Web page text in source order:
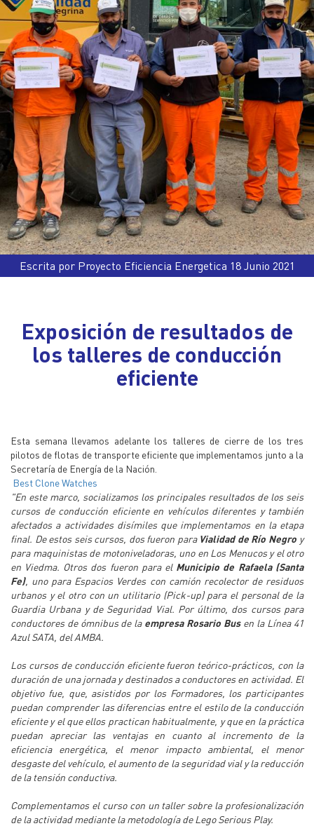
Escrita por Proyecto Eficiencia Energetica 18 Junio 2021
Exposición de resultados de
los talleres de conducción
eficiente
Esta semana llevamos adelante los talleres de cierre de los tres
pilotos de flotas de transporte eficiente que implementamos junto a la
Secretaría de Energía de la Nación.
Best Clone Watches
"En este marco, socializamos los principales resultados de los seis
cursos de conducción eficiente en vehículos diferentes y también
afectados a actividades disímiles que implementamos en la etapa
final. De estos seis cursos, dos fueron para Vialidad de Río Negro y
para maquinistas de motoniveladoras, uno en Los Menucos y el otro
en Viedma. Otros dos fueron para el Municipio de Rafaela (Santa
Fe), uno para Espacios Verdes con camión recolector de residuos
urbanos y el otro con un utilitario (Pick-up) para el personal de la
Guardia Urbana y de Seguridad Vial. Por último, dos cursos para
conductores de ómnibus de la empresa Rosario Busen la Línea 41
Azul SATA, del AMBA.
Los cursos de conducción eficiente fueron teórico-prácticos, con la
duración de una jornada y destinados a conductores en actividad. El
objetivo fue, que, asistidos por los Formadores, los participantes
puedan comprender las diferencias entre el estilo de la conducción
eficiente y el que ellos practican habitualmente, y que en la práctica
puedan apreciar las ventajas en cuanto al incremento de la
eficiencia energética, el menor impacto ambiental, el menor
desgaste del vehículo, el aumento de la seguridad vial y la reducción
de la tensión conductiva.
Complementamos el curso con un taller sobre la profesionalización
de la actividad mediante la metodología de Lego Serious Play.